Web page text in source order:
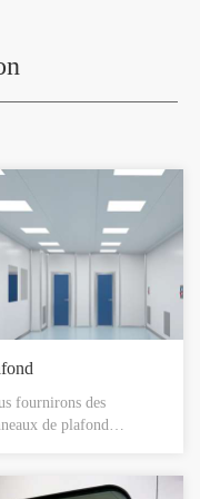
fournirons des
de plafond
pour des montages